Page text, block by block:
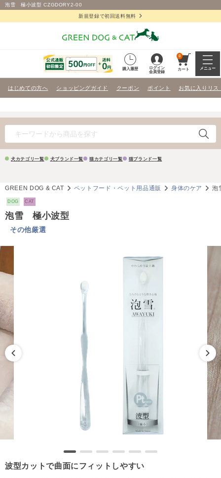
泡雪 極小波型 CZGDORY2-00
新規登録で初回送料無料
購入履歴
ログイン
会員登録
0
カート メニュー
はじめての方へ ショッピングガイド クーポン ポイント お気に入りリス
犬カテゴリ一覧 犬ブランド一覧 猫カテゴリ一覧 猫ブランド一覧
GREEN DOG & CAT ペットフード・ペット用品通販 身体のケア 泡
DOG CAT
泡雪 極小波型
その他厳選
波型カットで曲面にフィットしやすい